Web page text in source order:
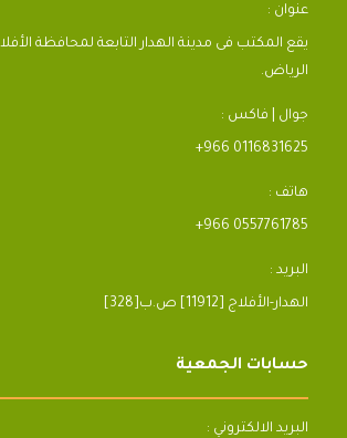
عنوان :
يقع المكتب فى مدينة الهدار التابعة لمحافظة
الرياض.
جوال | فاكس :
+966 0116831625
هاتف :
+966 0557761785
البريد :
[328]الهدار-الأفلاج [11912] ص.ب
حسابات الجمعية
البريد الالكتروني :